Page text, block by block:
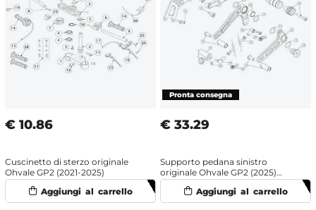
€ 10.86
Cuscinetto di sterzo originale
Ohvale GP2 (2021-2025)
€ 33.29
Supporto pedana sinistro
originale Ohvale GP2 (2025)
Nero